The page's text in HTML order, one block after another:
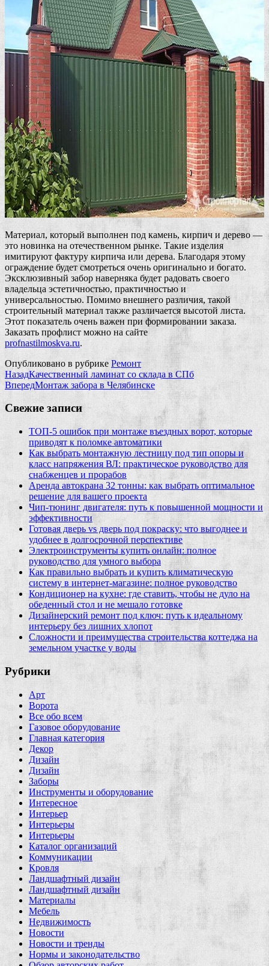
Материал, который выполнен под камень, кирпич и дерево —
это новинка на отечественном рынке. Такие изделия
имитируют фактуру кирпича или дерева. Благодаря этому
ограждение будет смотреться очень оригинально и богато.
Эксклюзивный забор наверняка будет радовать своего
владельца эстетичностью, практичностью и
универсальностью. Помимо внешнего различия, такой
строительный материал также различается высотой листа.
Этот показатель очень важен при формировании заказа.
Заказать профлист можно на сайте
profnastilmoskva.ru.
Опубликовано в рубрике Ремонт
НазадКачественный ламинат со склада в СПб
ВпередМонтаж забора в Челябинске
Свежие записи
ТОП-5 ошибок при монтаже въездных ворот, которые
приводят к поломке автоматики
Как выбрать монтажную лестницу под тип опоры и
класс напряжения ВЛ: практическое руководство для
снабженцев и прорабов
Аренда автокрана 32 тонны: как выбрать оптимальное
решение для вашего проекта
Чип‑тюнинг двигателя: путь к повышенной мощности и
эффективности
Готовая дверь vs дверь под покраску: что выгоднее и
удобнее в долгосрочной перспективе
Электроинструменты купить онлайн: полное
руководство для умного выбора
Как правильно выбрать и купить климатическую
систему в интернет‑магазине: полное руководство
Кондиционер на кухне: где ставить, чтобы не дуло на
обеденный стол и не мешало готовке
Дизайнерский ремонт под ключ: путь к идеальному
интерьеру без лишних хлопот
Сложности и преимущества строительства коттеджа на
земельном участке у воды
Рубрики
Арт
Ворота
Все обо всем
Газовое оборудование
Главная категория
Декор
Дизайн
Дизайн
Заборы
Инструменты и оборудование
Интересное
Интерьер
Интерьеры
Интерьеры
Каталог организаций
Коммуникации
Кровля
Ландшафтный дизайн
Ландшафтный дизайн
Материалы
Мебель
Недвижимость
Новости
Новости и тренды
Нормы и законодательство